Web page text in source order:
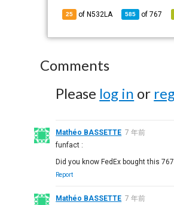
25 of N532LA 585 of767
Comments
Please log in or
Mathéo BASSETTE 7 年前
funfact :
Did you know FedEx bought this
Report
Mathéo BASSETTE 7 年前